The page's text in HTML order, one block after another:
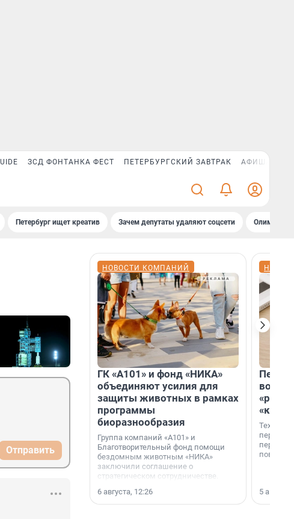
ЗСД ФОНТАНКА ФЕСТ ПЕТЕРБУРГСКИЙ ЗАВТРАК АФИША PLUS
Петербург ищет креатив Зачем депутаты удаляют соцсети
Отправить
НОВОСТИ КОМПАНИЙ
ГК «А101» и фонд «НИКА»
объединяют усилия для
защиты животных в рамках
программы
биоразнообразия
Группа компаний «А101» и
Благотворительный фонд помощи
бездомным животным «НИКА»
заключили соглашение о
стратегическом сотрудничестве.
6 августа, 12:26
5